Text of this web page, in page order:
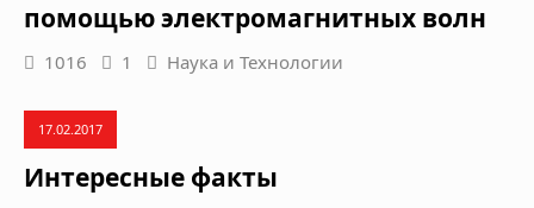
помощью электромагнитных волн
1016 1 Наука и Технологии
17.02.2017
Интересные факты